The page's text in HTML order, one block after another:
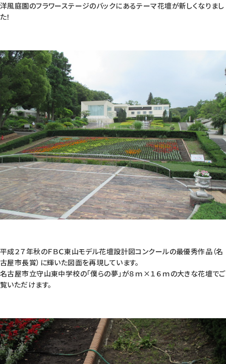
洋風庭園のフラワーステージのバックにあるテーマ花壇が新しくなりまし
た！
平成２７年秋のＦＢＣ東山モデル花壇設計図コンクールの最優秀作品（名
古屋市長賞）に輝いた図面を再現しています。
名古屋市立守山東中学校の「僕らの夢」が８ｍ×１６ｍの大きな花壇でご
覧いただけます。